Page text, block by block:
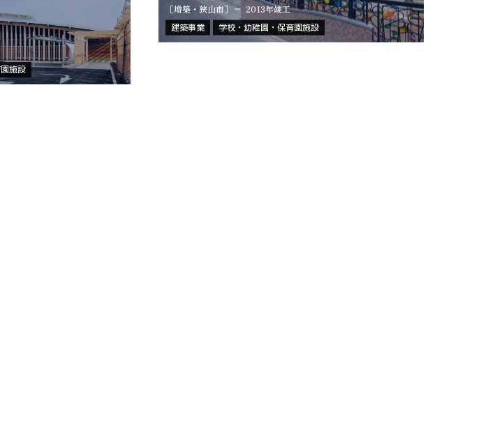
［増築・狭山市］ 2013年竣工
建築事業 学校・幼稚園・保育園施設
施設